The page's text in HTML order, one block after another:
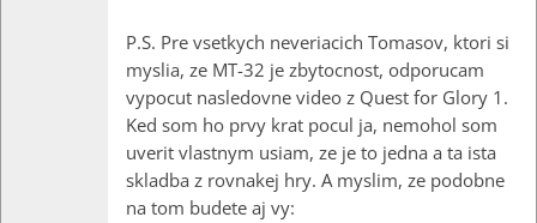
P.S. Pre vsetkych neveriacich Tomasov, ktori si
myslia, ze MT-32 je zbytocnost, odporucam
vypocut nasledovne video z Quest for Glory 1.
Ked som ho prvy krat pocul ja, nemohol som
uverit vlastnym usiam, ze je to jedna a ta ista
skladba z rovnakej hry. A myslim, ze podobne
na tom budete aj vy: